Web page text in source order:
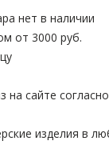
нет в наличии
от 3000 руб.
на сайте
изделия в